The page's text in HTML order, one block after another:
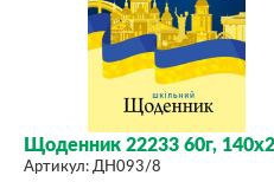
Щоденник 22233 60г,
Артикул: ДН093/8